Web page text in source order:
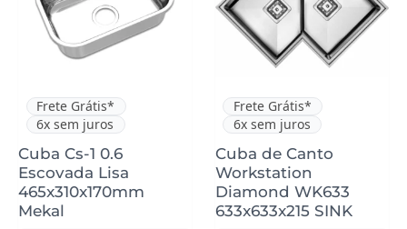
Frete Grátis*
6x sem juros
Cuba Cs-1 0.6
Escovada Lisa
465x310x170mm
Mekal
Frete Grátis*
6x sem juros
Cuba de Canto
Workstation
Diamond WK633
633x633x215 SINK